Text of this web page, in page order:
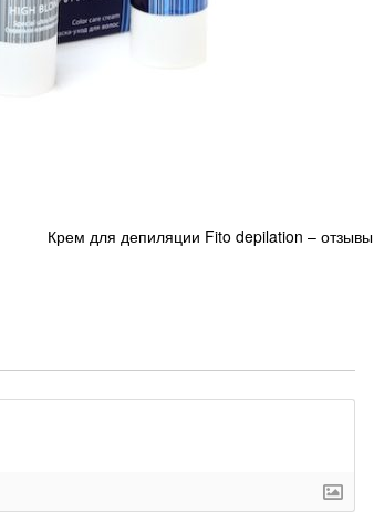
Крем для депиляции Fito depilation – отзывы